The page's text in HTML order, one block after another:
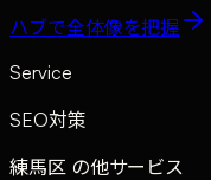
ハブで全体像を把握
Service
SEO対策
練馬区 の他サービス